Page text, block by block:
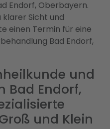
Endorf, Oberbayern.
klarer Sicht und
einen Termin für eine
Bad Endorf,
und
Bad Endorf,
und Klein